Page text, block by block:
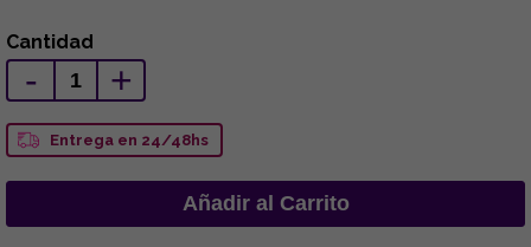
Cantidad
- +
Entrega en 24/48hs